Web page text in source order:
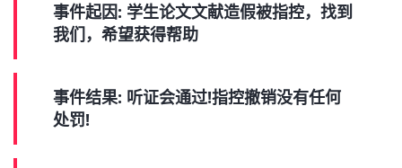
事件起因: 学生论文文献造假被指控，找到
我们，希望获得帮助
事件结果: 听证会通过!指控撤销没有任何
处罚!